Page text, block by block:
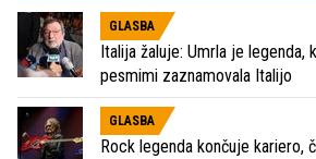
GLASBA
Italija žaluje: Umrla je legenda,
pesmimi zaznamovala Italijo
GLASBA
Rock legenda končuje kariero,